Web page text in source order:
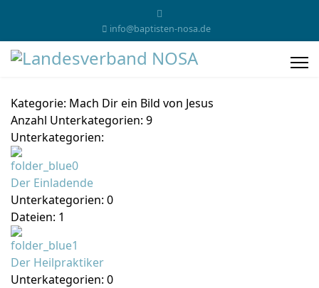
info@baptisten-nosa.de
Kategorie: Mach Dir ein Bild von Jesus
Anzahl Unterkategorien: 9
Unterkategorien:
Der Einladende
Unterkategorien: 0
Dateien: 1
Der Heilpraktiker
Unterkategorien: 0